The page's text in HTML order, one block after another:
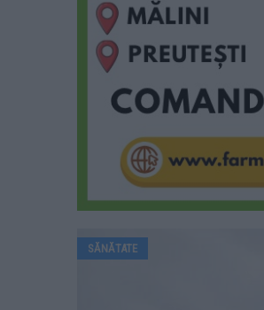
SĂNĂTATE